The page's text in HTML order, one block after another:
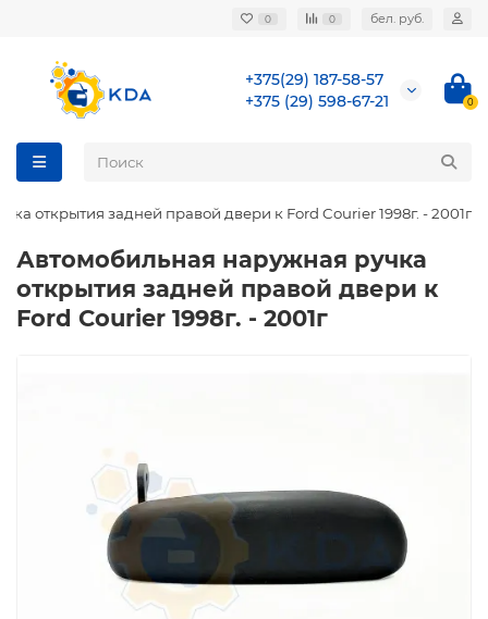
0 0 бел. руб.
+375(29) 187-58-57
+375 (29) 598-67-21
0
открытия задней правой двери к Ford Courier 1998г. - 2001г
Автомобильная наружная ручка
открытия задней правой двери к
Ford Courier 1998г. - 2001г